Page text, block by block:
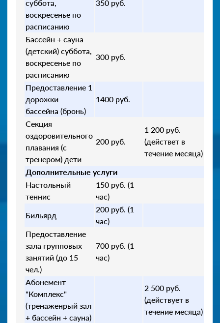
суббота,
воскресенье по
расписанию
350 руб.
Бассейн + сауна
(детский) суббота,
воскресенье по
расписанию
300 руб.
Предоставление 1
дорожки
бассейна (бронь)
1400 руб.
Секция
оздоровительного
плавания (с
тренером) дети
200 руб.
1 200 руб.
(действет в
течение месяца)
Дополнительные услуги
Настольный
теннис
150 руб. (1
час)
Бильярд
200 руб. (1
час)
Предоставление
зала групповых
занятий (до 15
чел.)
700 руб. (1
час)
Абонемент
"Комплекс"
(тренаженрый зал
+ бассейн + сауна)
2 500 руб.
(действует в
течение месяца)